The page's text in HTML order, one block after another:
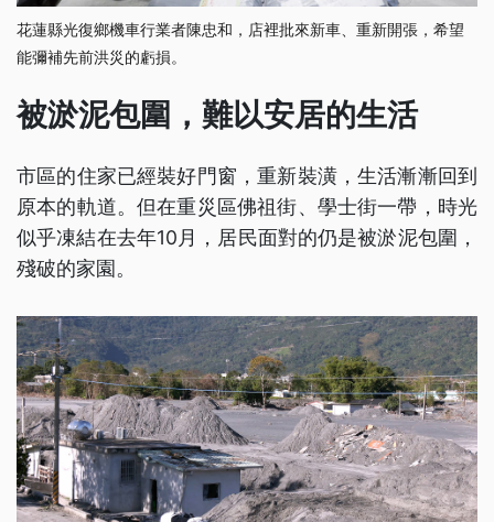
花蓮縣光復鄉機車行業者陳忠和，店裡批來新車、重新開張，希望
能彌補先前洪災的虧損。
被淤泥包圍，難以安居的生活
市區的住家已經裝好門窗，重新裝潢，生活漸漸回到
原本的軌道。但在重災區佛祖街、學士街一帶，時光
似乎凍結在去年10月，居民面對的仍是被淤泥包圍，
殘破的家園。